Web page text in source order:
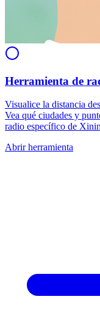
Herramienta de
Visualice la distancia
Vea qué ciudades y
radio específico de
Abrir herramienta